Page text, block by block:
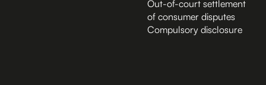
Out-of-court settlement
of consumer disputes
Compulsory disclosure